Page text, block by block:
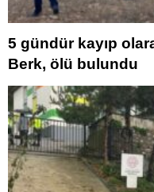
5 gündür kayıp
Berk, ölü bulundu